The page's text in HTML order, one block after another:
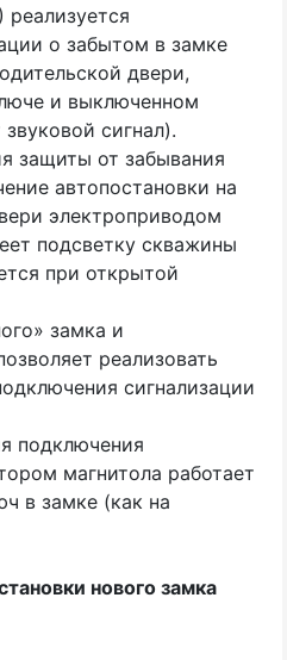
о забытом в замке
двери,
и выключенном
сигнал).
защиты от забывания
автопостановки на
электроприводом
подсветку скважины
при открытой
замка и
реализовать
сигнализации
подключения
магнитола работает
в замке (как на
нового замка